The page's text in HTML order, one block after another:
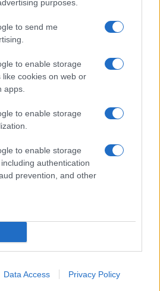
purposes.
to send me
to enable storage
like cookies on web or
apps.
to enable storage
to enable storage
authentication
prevention, and other
Data Access Privacy Policy
Αυγούστου 1870:
και του Wörth, ο
διαλύει τους
Baroudeur: το γαλλικό